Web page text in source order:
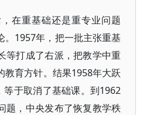
在重基础还是重专业问题
。1957年，把一批主张重基
等打成了右派，把教学中重
教育方针。结果1958年大跃
等于取消了基础课。到1962
题，中央发布了恢复教学秩